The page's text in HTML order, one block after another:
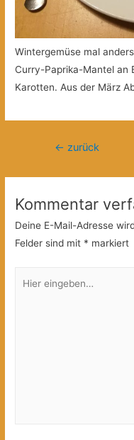
Wintergemüse mal
Curry-Paprika-Mantel an
Karotten. Aus der März
← zurück
Kommentar
Deine E-Mail-Adresse
Felder sind mit * markiert
eingeben…